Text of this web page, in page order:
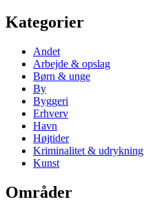
Kategorier
Andet
Arbejde & opslag
Børn & unge
By
Byggeri
Erhverv
Havn
Højtider
Kriminalitet & udrykning
Kunst
Områder